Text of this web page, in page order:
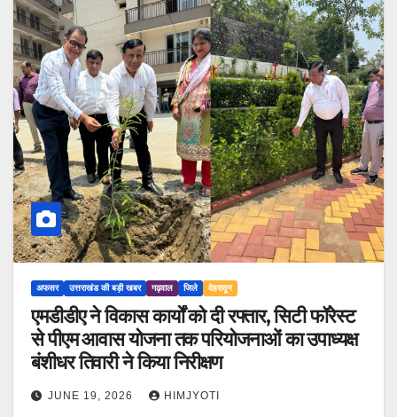
अफसर उत्तराखंड की बड़ी खबर गढ़वाल जिले देहरादून
एमडीडीए ने विकास कार्यों को दी रफ्तार, सिटी फॉरेस्ट
से पीएम आवास योजना तक परियोजनाओं का उपाध्यक्ष
बंशीधर तिवारी ने किया निरीक्षण
JUNE 19, 2026 HIMJYOTI